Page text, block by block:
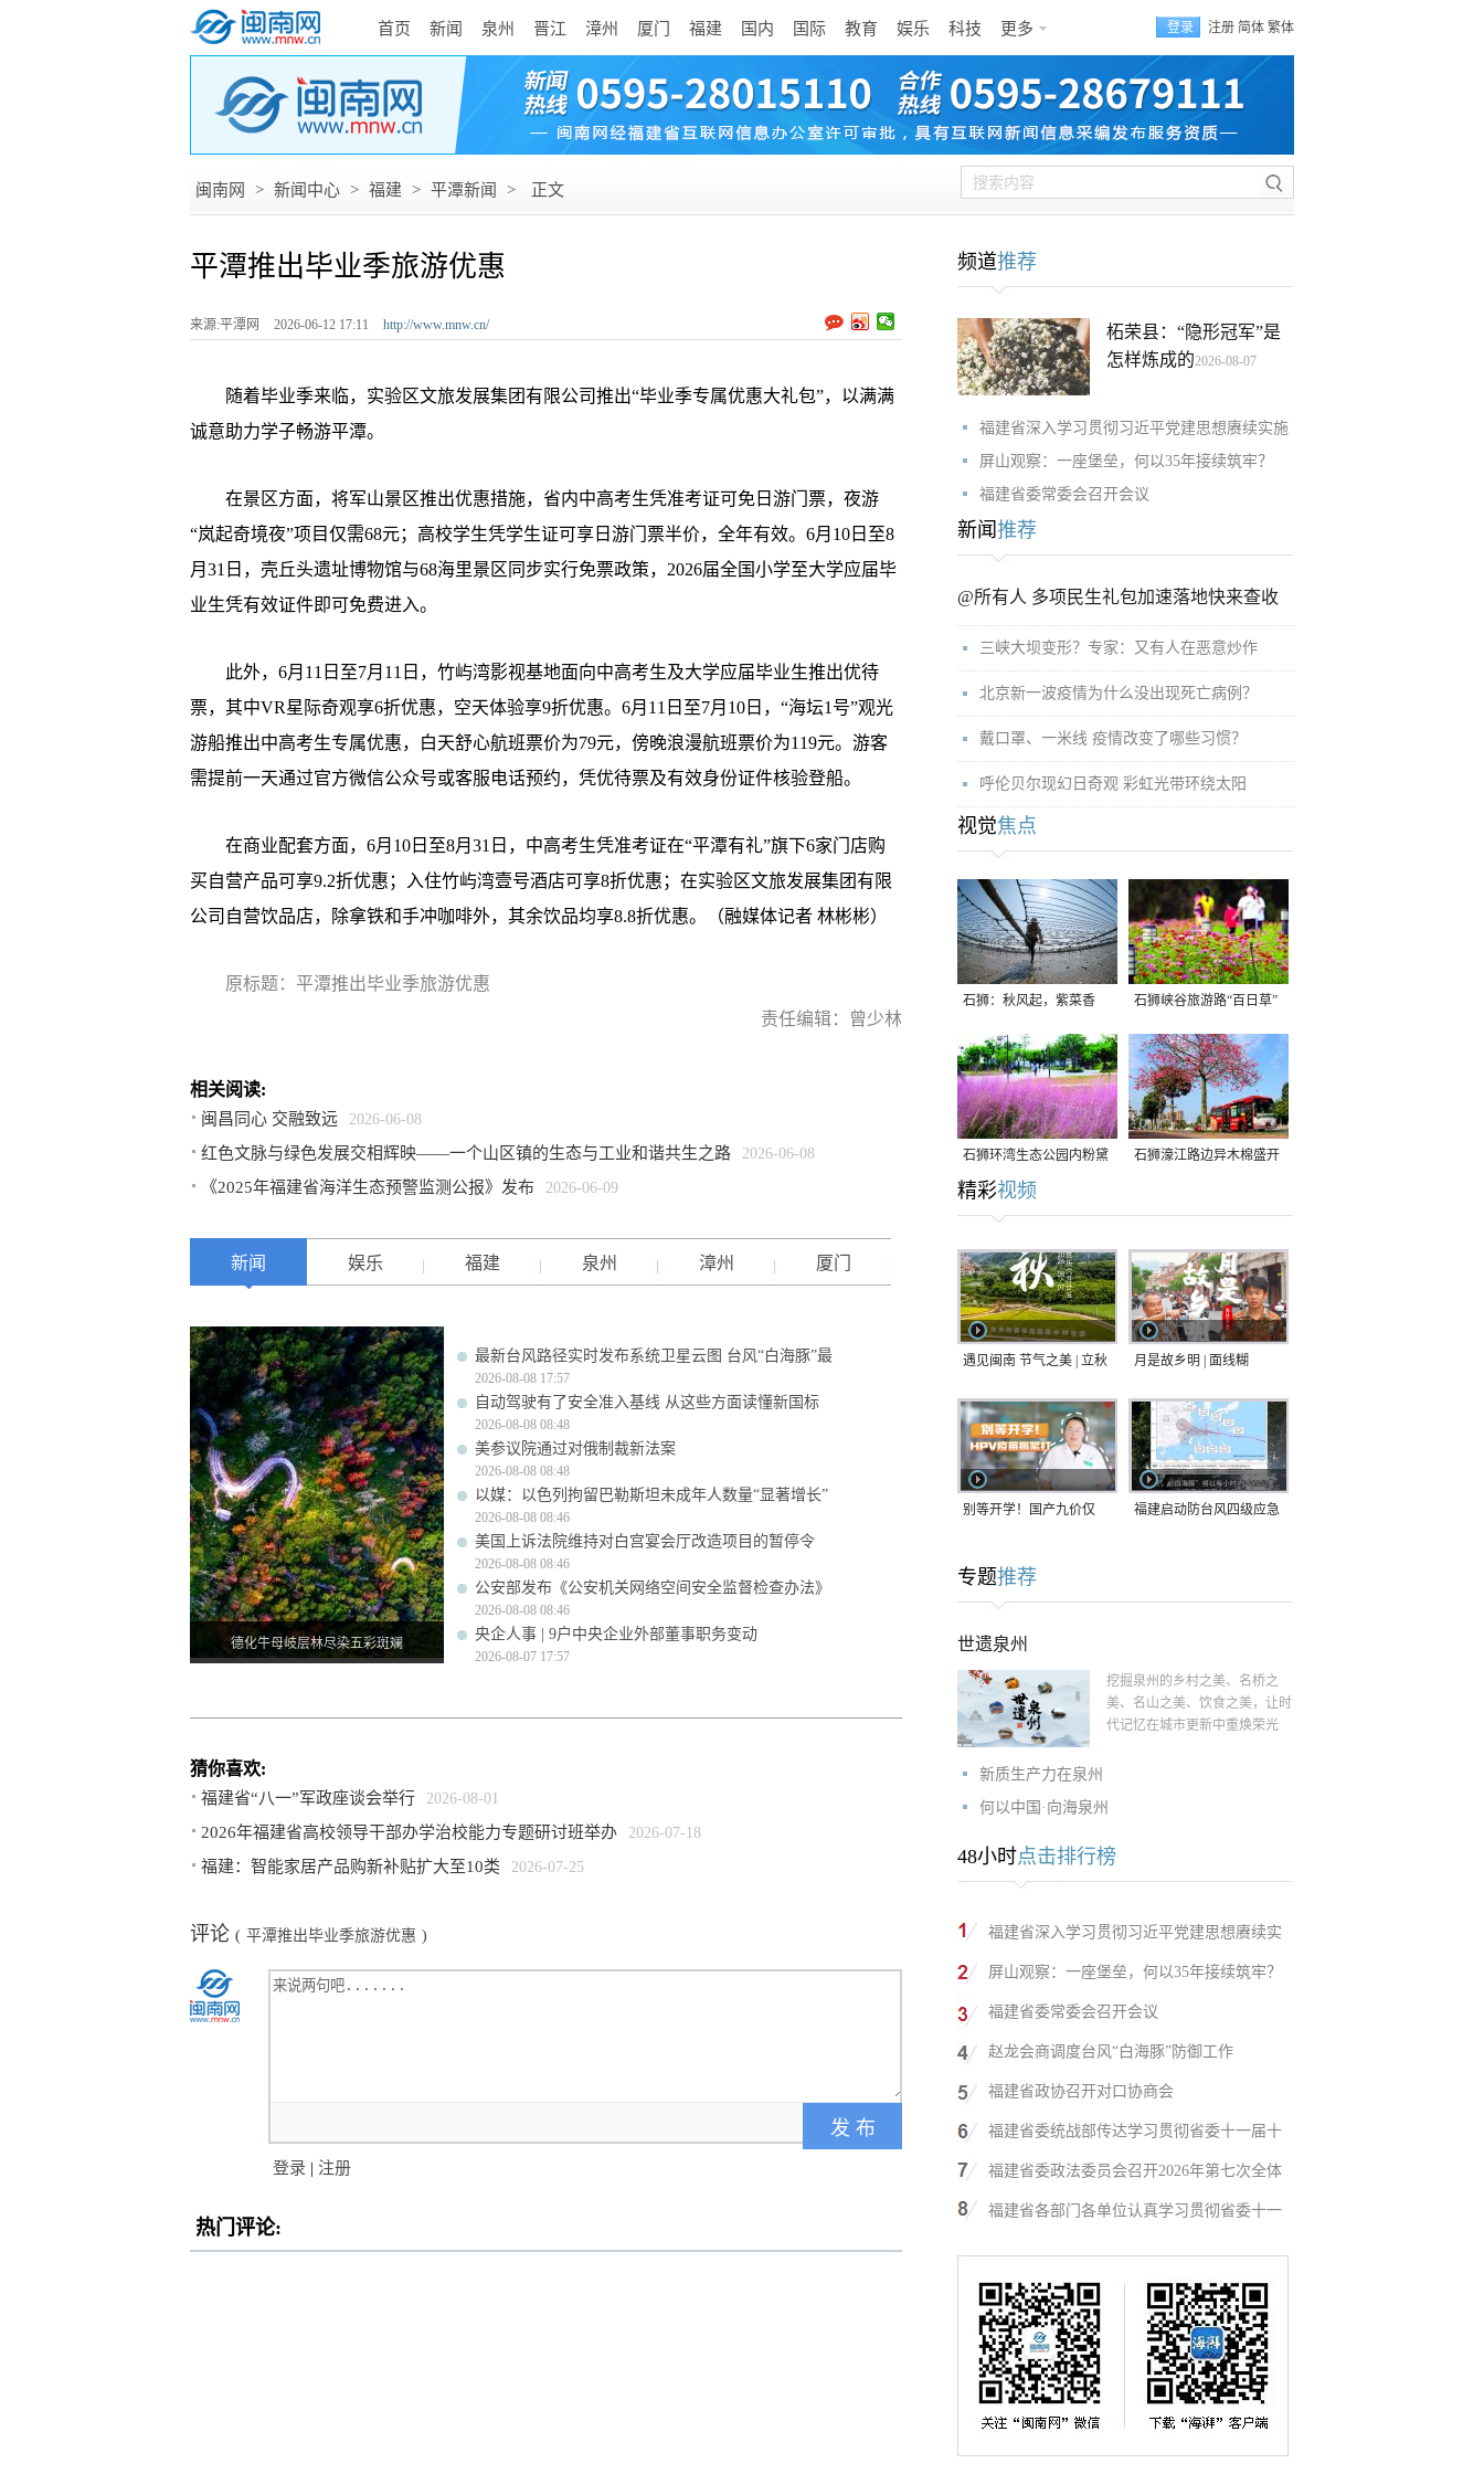
首页 新闻 泉州 晋江 漳州 厦门 福建 国内 国际 教育 娱乐 科技 更多 登录 注册 简体 繁体
闽南网 > 新闻中心 > 福建 > 平潭新闻 > 正文
平潭推出毕业季旅游优惠
来源:平潭网 2026-06-12 17:11 http://www.mnw.cn/
随着毕业季来临，实验区文旅发展集团有限公司推出“毕业季专属优惠大礼包”，以满满
诚意助力学子畅游平潭。
在景区方面，将军山景区推出优惠措施，省内中高考生凭准考证可免日游门票，夜游
“岚起奇境夜”项目仅需68元；高校学生凭学生证可享日游门票半价，全年有效。6月10日至8
月31日，壳丘头遗址博物馆与68海里景区同步实行免票政策，2026届全国小学至大学应届毕
业生凭有效证件即可免费进入。
此外，6月11日至7月11日，竹屿湾影视基地面向中高考生及大学应届毕业生推出优待
票，其中VR星际奇观享6折优惠，空天体验享9折优惠。6月11日至7月10日，“海坛1号”观光
游船推出中高考生专属优惠，白天舒心航班票价为79元，傍晚浪漫航班票价为119元。游客
需提前一天通过官方微信公众号或客服电话预约，凭优待票及有效身份证件核验登船。
在商业配套方面，6月10日至8月31日，中高考生凭准考证在“平潭有礼”旗下6家门店购
买自营产品可享9.2折优惠；入住竹屿湾壹号酒店可享8折优惠；在实验区文旅发展集团有限
公司自营饮品店，除拿铁和手冲咖啡外，其余饮品均享8.8折优惠。（融媒体记者 林彬彬）
原标题：平潭推出毕业季旅游优惠
责任编辑：曾少林
相关阅读:
闽昌同心 交融致远 2026-06-08
红色文脉与绿色发展交相辉映——一个山区镇的生态与工业和谐共生之路 2026-06-08
《2025年福建省海洋生态预警监测公报》发布 2026-06-09
新闻 娱乐 福建 泉州 漳州 厦门
德化牛母岐层林尽染五彩斑斓
最新台风路径实时发布系统卫星云图 台风“白海豚”最
2026-08-08 17:57
自动驾驶有了安全准入基线 从这些方面读懂新国标
2026-08-08 08:48
美参议院通过对俄制裁新法案
2026-08-08 08:48
以媒：以色列拘留巴勒斯坦未成年人数量“显著增长”
2026-08-08 08:46
美国上诉法院维持对白宫宴会厅改造项目的暂停令
2026-08-08 08:46
公安部发布《公安机关网络空间安全监督检查办法》
2026-08-08 08:46
央企人事 | 9户中央企业外部董事职务变动
2026-08-07 17:57
猜你喜欢:
福建省“八一”军政座谈会举行 2026-08-01
2026年福建省高校领导干部办学治校能力专题研讨班举办 2026-07-18
福建：智能家居产品购新补贴扩大至10类 2026-07-25
评论 ( 平潭推出毕业季旅游优惠 )
登录 | 注册
热门评论:
频道推荐
柘荣县：“隐形冠军”是
怎样炼成的2026-08-07
福建省深入学习贯彻习近平党建思想赓续实施
屏山观察：一座堡垒，何以35年接续筑牢？
福建省委常委会召开会议
新闻 推荐
@所有人 多项民生礼包加速落地快来查收
三峡大坝变形？专家：又有人在恶意炒作
北京新一波疫情为什么没出现死亡病例？
戴口罩、一米线 疫情改变了哪些习惯？
呼伦贝尔现幻日奇观 彩虹光带环绕太阳
视觉焦点
石狮：秋风起，紫菜香 石狮峡谷旅游路“百日草”
争相斗艳
石狮环湾生态公园内粉黛
乱子草盛放
石狮濠江路边异木棉盛开
精彩视频
遇见闽南 节气之美 | 立秋 月是故乡明 | 面线糊
别等开学！国产九价仅
紧打
福建启动防台风四级应急
专题推荐
世遗泉州
挖掘泉州的乡村之美、名桥之
美、名山之美、饮食之美，让时
代记忆在城市更新中重焕荣光
新质生产力在泉州
何以中国·向海泉州
48小时点击排行榜
福建省深入学习贯彻习近平党建思想赓续实
屏山观察：一座堡垒，何以35年接续筑牢？
福建省委常委会召开会议
赵龙会商调度台风“白海豚”防御工作
福建省政协召开对口协商会
福建省委统战部传达学习贯彻省委十一届十
福建省委政法委员会召开2026年第七次全体
福建省各部门各单位认真学习贯彻省委十一